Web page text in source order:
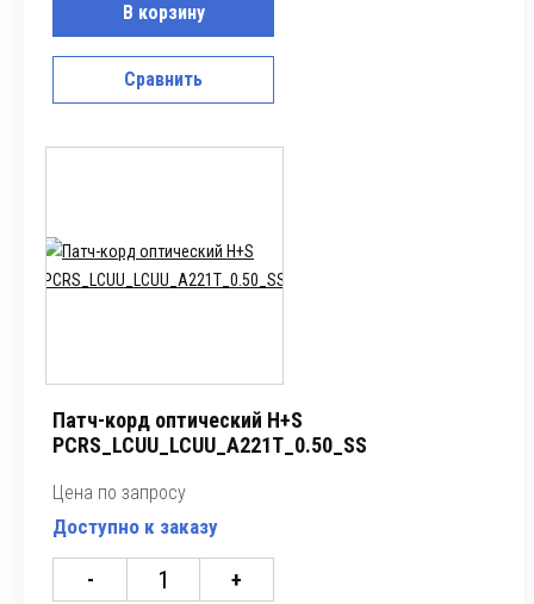
В корзину
Сравнить
Патч-корд оптический H+S
PCRS_LCUU_LCUU_A221T_0.50_SS
Цена по запросу
Доступно к заказу
- +